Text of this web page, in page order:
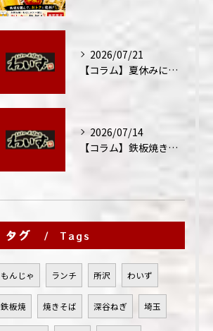
2026/07/21
【コラム】夏休みに家族外食が増える理由
2026/07/14
【コラム】鉄板焼きが"コミュニケーション飯"と呼ばれる理由
タグ Tags
もんじゃ ランチ 所沢 わいず
鉄板焼 焼きそば 深谷ねぎ 埼玉